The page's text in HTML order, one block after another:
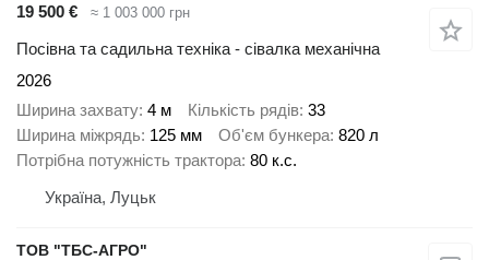
19 500 € ≈ 1 003 000 грн
Посівна та садильна техніка - сівалка механічна
2026
Ширина захвату 4 м Кількість рядів 33
Ширина міжрядь 125 мм Об'єм бункера 820 л
Потрібна потужність трактора 80 к.с.
Україна, Луцьк
ТОВ "ТБС-АГРО"